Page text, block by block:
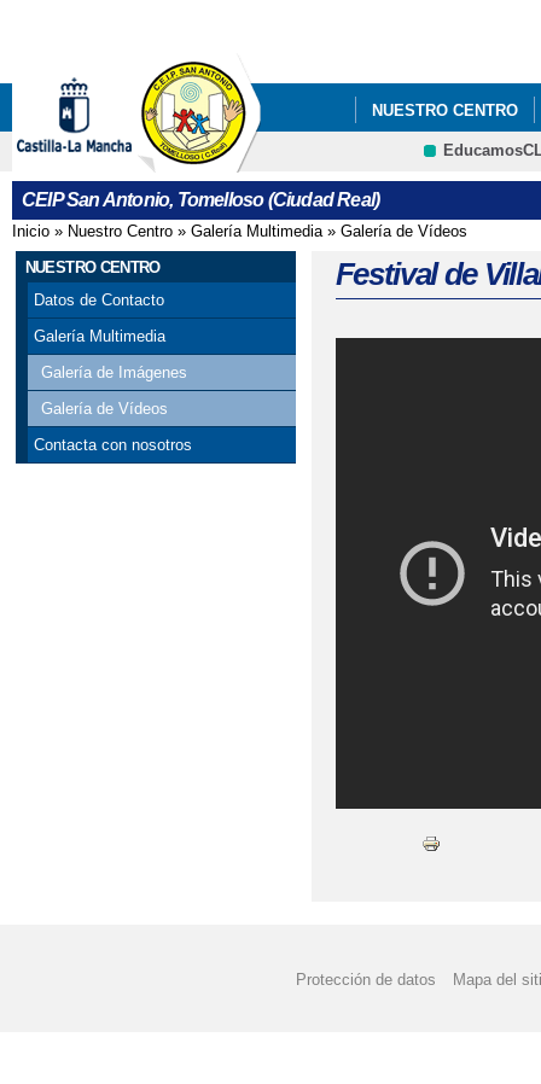
NUESTRO CENTRO
BLOG SALUDABLE
CEIP San Antonio, Tomelloso (Ciudad Real)
Se encuentra usted aquí
Inicio » Nuestro Centro » Galería Multimedia» Galería de Vídeos
NUESTRO CENTRO
Datos de Contacto
Galería Multimedia
Galería de Imágenes
Galería de Vídeos
Contacta con nosotros
Festival de
Protección de datos Mapa del